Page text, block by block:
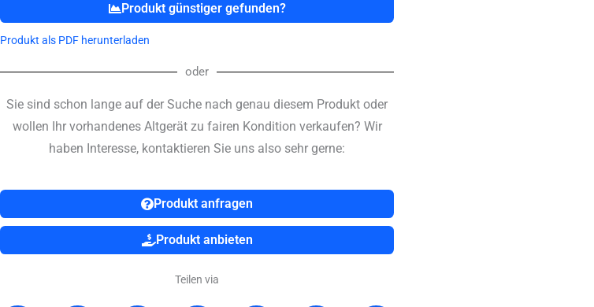
Produkt günstiger gefunden?
Produkt als PDF herunterladen
oder
Sie sind schon lange auf der Suche nach genau diesem Produkt oder
wollen Ihr vorhandenes Altgerät zu fairen Kondition verkaufen? Wir
haben Interesse, kontaktieren Sie uns also sehr gerne:
Produkt anfragen
Produkt anbieten
Teilen via